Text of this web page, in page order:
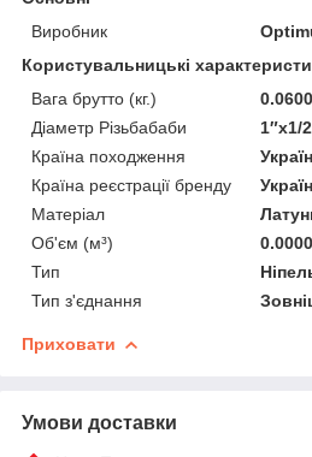
Виробник
Користувальницькі
Вага брутто (кг.)
Діаметр Різьбабаби
1″x1/
Країна походження
Країна реєстрації бренду
Матеріал
Об'єм (м³)
Тип
Тип з'єднання
Приховати
Умови доставки